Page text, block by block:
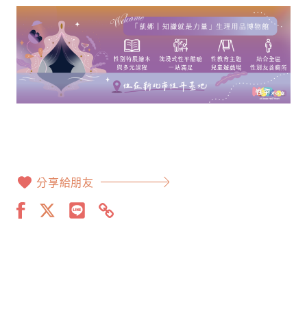
分享給朋友